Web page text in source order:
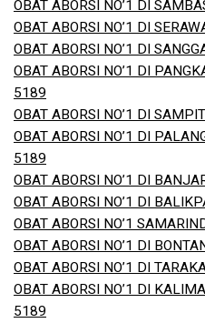
OBAT ABORSI NO’1 DI
OBAT ABORSI NO’1 DI
OBAT ABORSI NO’1 DI
OBAT ABORSI NO’1 DI
5189
OBAT ABORSI NO’1 DI
OBAT ABORSI NO’1 DI
5189
OBAT ABORSI NO’1 DI
OBAT ABORSI NO’1 DI
OBAT ABORSI NO’1
OBAT ABORSI NO’1 DI
OBAT ABORSI NO’1 DI
OBAT ABORSI NO’1 DI
5189